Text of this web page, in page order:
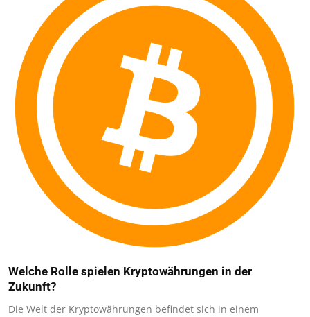
Welche Rolle spielen Kryptowährungen in der
Zukunft?
Die Welt der Kryptowährungen befindet sich in einem